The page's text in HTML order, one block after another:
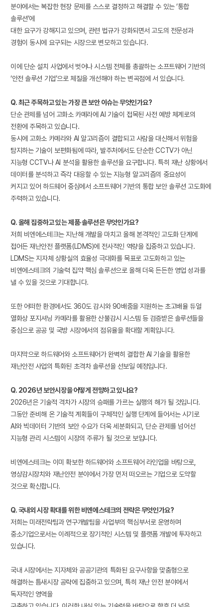
분야에서는 복잡한 현장 문제를 스스로 결정하고 해결할 수 있는 ‘통합
솔루션’에
대한 요구가 강해지고 있으며, 관련 법규가 강화되면서 고도의 전문성과
경험이 동시에 요구되는 시장으로 변모하고 있습니다.
이에 단순 설치 사업에서 벗어나 시스템 전체를 총괄하는 소프트웨어 기반의
‘안전 솔루션 기업’으로 체질을 개선해야 하는 변곡점에 서 있습니다.
Q. 최근 주목하고 있는 가장 큰 보안 이슈는 무엇인가요?
단순 관제를 넘어 고화소 카메라에 AI 기술이 접목된 사전 예방 체계로의
전환에 주목하고 있습니다.
동시에 고화소 카메라와 AI 알고리즘이 결합되고 사람을 대신해서 위험을
탐지하는 기술이 보편화됨에 따라, 발주처에서도 단순한 CCTV가 아닌
지능형 CCTV나 AI 분석을 활용한 솔루션을 요구합니다. 특히 재난 상황에서
데이터를 분석하고 즉각 대응할 수 있는 지능형 알고리즘의 중요성이
커지고 있어 하드웨어 중심에서 소프트웨어 기반의 통합 보안 솔루션 고도화에
주력하고 있습니다.
Q. 올해 집중하고 있는 제품·솔루션은 무엇인가요?
저희 비엔에스테크는 지난해 개발을 마치고 올해 본격적인 고도화 단계에
접어든 재난안전 플랫폼(LDMS)에 전사적인 역량을 집중하고 있습니다.
LDMS는 지자체 상황실의 효율성 극대화를 목표로 고도화하고 있는
비엔에스테크의 기술력 집약 핵심 솔루션으로 올해 더욱 든든한 영업 성과를
낼 수 있을 것으로 기대합니다.
또한 어떠한 환경에서도 360도 감시와 90배줌을 지원하는 초고배율 듀얼
열화상 포지셔닝 카메라를 활용한 산불감시 시스템 등 검증받은 솔루션들을
중심으로 공공 및 국방 시장에서의 점유율을 확대할 계획입니다.
마지막으로 하드웨어와 소프트웨어가 완벽히 결합한 AI 기술을 활용한
재난안전 사업의 특화된 초격차 솔루션을 선보일 예정입니다.
Q. 2026년 보안시장을 어떻게 전망하고 있나요?
2026년은 기술적 격차가 시장의 승패를 가르는 실행의 해가 될 것입니다.
그동안 준비해 온 기술적 계획들이 구체적인 실행 단계에 들어서는 시기로
AI와 빅데이터 기반의 보안 수요가 더욱 세분화되고, 단순 관제를 넘어선
지능형 관리 시스템이 시장의 주류가 될 것으로 보입니다.
비엔에스테크는 이미 확보한 하드웨어와 소프트웨어 라인업을 바탕으로,
영상감시장치와 재난안전 분야에서 가장 먼저 떠오르는 기업으로 도약할
것으로 확신합니다.
Q. 국내외 시장 확대를 위한 비엔에스테크의 전략은 무엇인가요?
저희는 미래전략팀과 연구개발팀을 사업부의 핵심부서로 운영하며
중소기업으로서는 이례적으로 장기적인 시스템 및 플랫폼 개발에 투자하고
있습니다.
국내 시장에서는 지자체와 공공기관의 특화된 요구사항을 맞춤형으로
해결하는 틈새시장 공략에 집중하고 있으며, 특히 재난 안전 분야에서
독자적인 영역을